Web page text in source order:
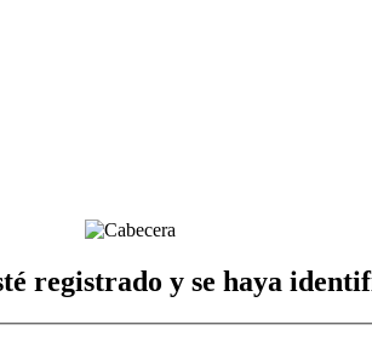
registrado y se haya